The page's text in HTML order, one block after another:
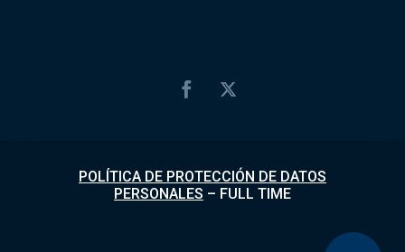
POLÍTICA DE PROTECCIÓN DE DATOS
PERSONALES – FULL TIME